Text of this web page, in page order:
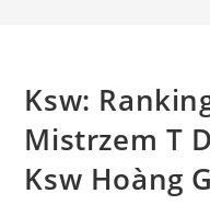
Ksw:
Mistrzem T
Ksw Hoàng